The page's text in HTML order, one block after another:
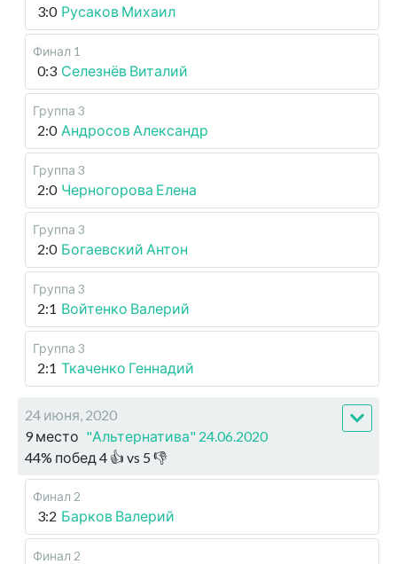
3:0 Русаков Михаил
Финал 1
0:3 Селезнёв Виталий
Группа 3
2:0 Андросов Александр
Группа 3
2:0 Черногорова Елена
Группа 3
2:0 Богаевский Антон
Группа 3
2:1 Войтенко Валерий
Группа 3
2:1 Ткаченко Геннадий
24 июня, 2020
9 место "Альтернатива" 24.06.2020
44% побед 4 👍 vs 5 👎
Финал 2
3:2 Барков Валерий
Финал 2